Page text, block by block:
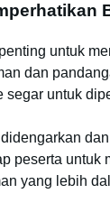
untuk
dan
segar untuk
peserta
yang lebih